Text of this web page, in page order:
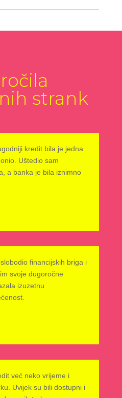
strank
kredit bila je jedna
Uštedio sam
a banka je bila iznimno
financijskih briga i
svoje dugoročne
izuzetnu
već neko vrijeme i
Uvijek su bili dostupni i